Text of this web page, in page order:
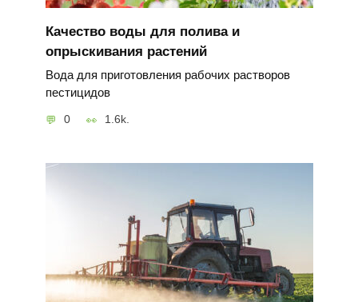
Качество воды для полива и
опрыскивания растений
Вода для приготовления рабочих растворов
пестицидов
0 1.6k.